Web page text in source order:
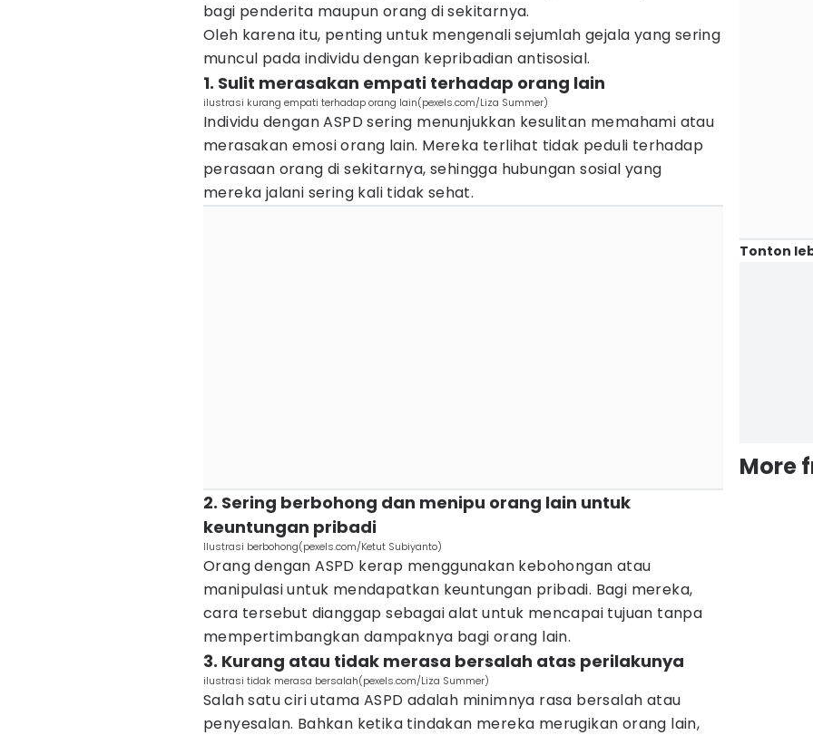
bagi penderita maupun orang di sekitarnya.
Oleh karena itu, penting untuk mengenali sejumlah gejala yang sering
muncul pada individu dengan kepribadian antisosial.
1. Sulit merasakan empati terhadap orang lain
ilustrasi kurang empati terhadap orang lain(pexels.com/Liza Summer)
Individu dengan ASPD sering menunjukkan kesulitan memahami atau
merasakan emosi orang lain. Mereka terlihat tidak peduli terhadap
perasaan orang di sekitarnya, sehingga hubungan sosial yang
mereka jalani sering kali tidak sehat.
2. Sering berbohong dan menipu orang lain untuk
keuntungan pribadi
Ilustrasi berbohong(pexels.com/Ketut Subiyanto)
Orang dengan ASPD kerap menggunakan kebohongan atau
manipulasi untuk mendapatkan keuntungan pribadi. Bagi mereka,
cara tersebut dianggap sebagai alat untuk mencapai tujuan tanpa
mempertimbangkan dampaknya bagi orang lain.
3. Kurang atau tidak merasa bersalah atas perilakunya
ilustrasi tidak merasa bersalah(pexels.com/Liza Summer)
Salah satu ciri utama ASPD adalah minimnya rasa bersalah atau
penyesalan. Bahkan ketika tindakan mereka merugikan orang lain,
Tonton
More